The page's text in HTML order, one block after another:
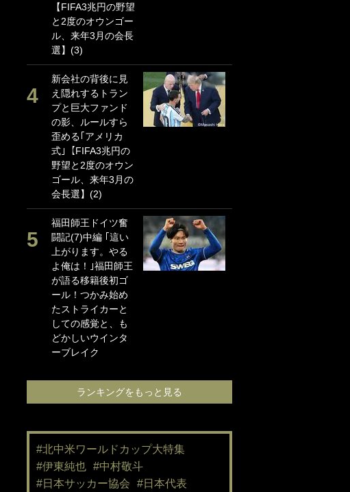
【FIFA3兆円の野望
と2度のオウンゴー
ル、来年3月の会長
選】(3)
新会社の背後に見
え隠れするトラン
プと巨大ファンド
の影、ルールすら
歪める｢アメリカ
式｣【FIFA3兆円の
野望と2度のオウン
ゴール、来年3月の
会長選】(2)
福田師王ドイツ奮
闘記(7)中編 ｢這い
上がります。やる
よ俺は！｣福田師王
が語る移籍後初ゴ
ール！つかみ始め
たストライカーと
しての感覚と、も
どかしいウインタ
ーブレイク
ランキングをもっと見る
#北中米ワールドカップ大特集
#伊東純也 #中村敬斗
#日本サッカー協会
#日本代表